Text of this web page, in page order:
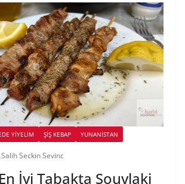
YİYELİM ŞIŞ KEBAP YUNANISTAN
Salih Seckin Sevinc
İyi Tabakta Souvlaki